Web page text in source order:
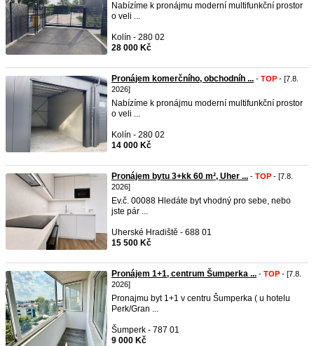
Nabízíme k pronájmu moderní multifunkční prostor
o veli ...
Kolín - 280 02
28 000 Kč
Pronájem komerčního, obchodníh ... - TOP - [7.8.
2026]
Nabízíme k pronájmu moderní multifunkční prostor
o veli ...
Kolín - 280 02
14 000 Kč
Pronájem bytu 3+kk 60 m², Uher ... - TOP - [7.8.
2026]
Ev.č. 00088 Hledáte byt vhodný pro sebe, nebo
jste pár ...
Uherské Hradiště - 688 01
15 500 Kč
Pronájem 1+1, centrum Šumperka ... - TOP - [7.8.
2026]
Pronajmu byt 1+1 v centru Šumperka ( u hotelu
Perk/Gran ...
Šumperk - 787 01
9 000 Kč